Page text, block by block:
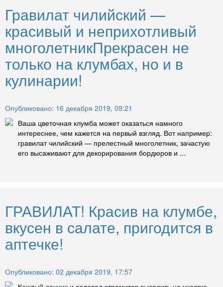
Гравилат чилийский —
красивый и неприхотливый
многолетникПрекрасен не
только на клумбах, но и в
кулинарии!
Опубликовано: 16 декабря 2019, 09:21
Ваша цветочная клумба может оказаться намного
интереснее, чем кажется на первый взгляд. Вот например:
гравилат чилийский — прелестный многолетник, зачастую
его высаживают для декорирования бордюров и ...
ГРАВИЛАТ! Красив на клумбе,
вкусен в салате, пригодится в
аптечке!
Опубликовано: 02 декабря 2019, 17:57